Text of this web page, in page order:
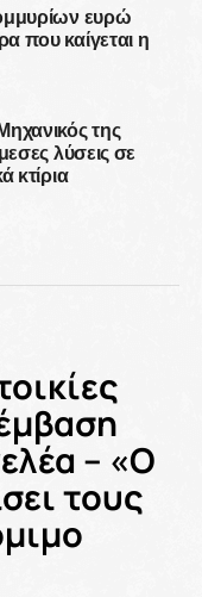
ευρώ
που καίγεται η
της
λύσεις σε
κτίρια
– «Ο
τους